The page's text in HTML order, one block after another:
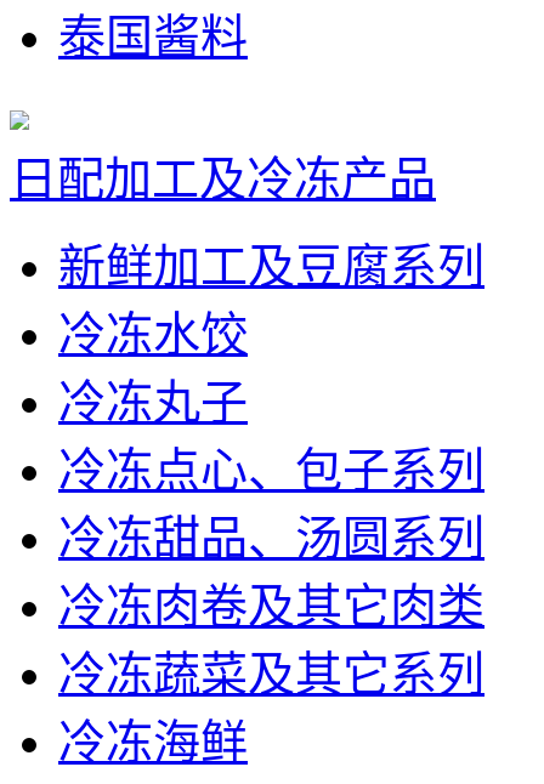
泰国酱料
日配加工及冷冻产品
新鲜加工及豆腐系列
冷冻水饺
冷冻丸子
冷冻点心、包子系列
冷冻甜品、汤圆系列
冷冻肉卷及其它肉类
冷冻蔬菜及其它系列
冷冻海鲜